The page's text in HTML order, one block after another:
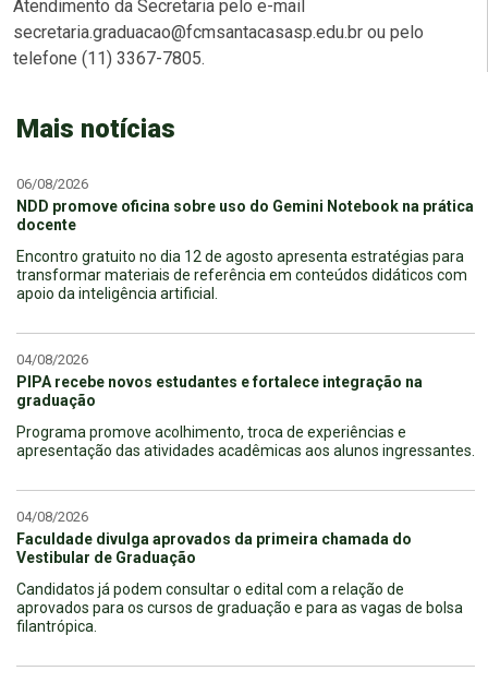
Atendimento da Secretaria pelo e-mail
secretaria.graduacao@fcmsantacasasp.edu.br ou pelo
telefone (11) 3367-7805.
Mais notícias
06/08/2026
NDD promove oficina sobre uso do Gemini Notebook na prática
docente
Encontro gratuito no dia 12 de agosto apresenta estratégias para
transformar materiais de referência em conteúdos didáticos com
apoio da inteligência artificial.
04/08/2026
PIPA recebe novos estudantes e fortalece integração na
graduação
Programa promove acolhimento, troca de experiências e
apresentação das atividades acadêmicas aos alunos ingressantes.
04/08/2026
Faculdade divulga aprovados da primeira chamada do
Vestibular de Graduação
Candidatos já podem consultar o edital com a relação de
aprovados para os cursos de graduação e para as vagas de bolsa
filantrópica.